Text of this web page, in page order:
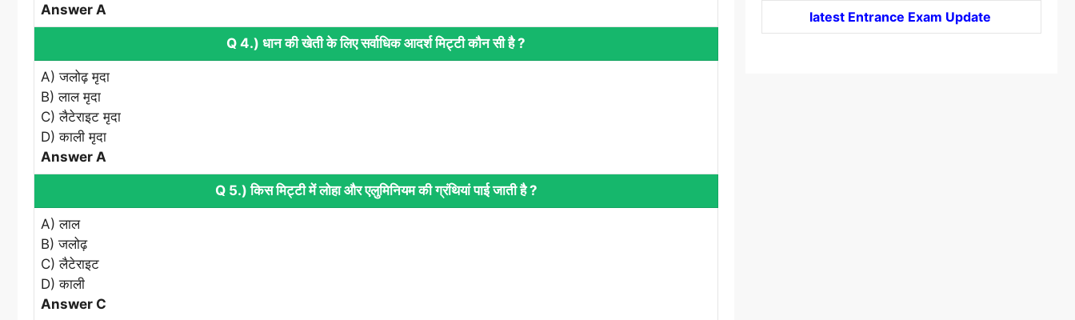
Answer A
Q 4.) धान की खेती के लिए सर्वाधिक आदर्श मिट्टी कौन सी है ?
A) जलोढ़ मृदा
B) लाल मृदा
C) लैटेराइट मृदा
D) काली मृदा
Answer A
Q 5.) किस मिट्टी में लोहा और एलुमिनियम की ग्रंथियां पाई जाती है ?
A) लाल
B) जलोढ़
C) लैटेराइट
D) काली
Answer C
latest Entrance Exam Update